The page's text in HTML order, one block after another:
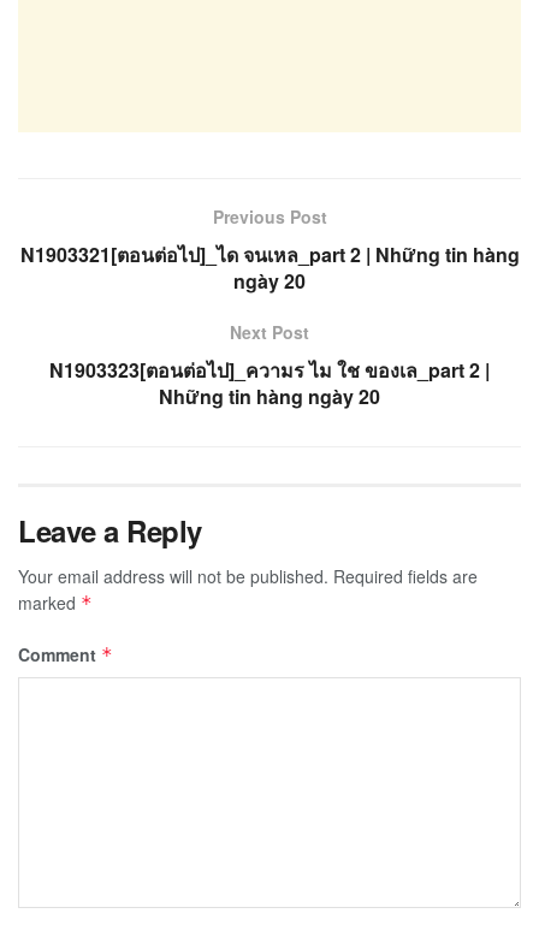
Previous Post
N1903321[ตอนต่อไป]_ได จนเหล_part 2 | Những tin hàng
ngày 20
Next Post
N1903323[ตอนต่อไป]_ความร ไม ใช ของเล_part 2 |
Những tin hàng ngày 20
Leave a Reply
Your email address will not be published. Required fields are
marked *
Comment *